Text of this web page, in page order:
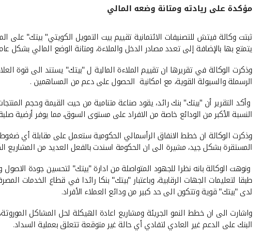
مؤكدة على ريادته ومتانة وضعه المالي
ثبتت وكالة فيتش للتصنيفات الائتمانية تقييم بيت التمويل الكويتي" بيتك" على
يتمتع بها بالإضافة إلى تعدد مصادر الدخل والملاءة، ومتانة الوضع المالي بشكل
وذكرت الوكالة في تقريرها ان تقييم الملاءة المالية ل "بيتك" يستند الى قوة
الرسملة والسيولة القوية، مع امكانية الحصول على دعم من المساهمين .
وأكد التقرير أن "بيتك" بنك رائد، يقود صناعة متنامية من حيث القيمة وحجم
النسبة الأكبر من الودائع خاصة من الافراد على مستوى السوق، مما يوفر أرضية
وذكرت الوكالة ان خطط الانفاق الرأسمالي الحكومية ستعمل على مقابلة أي ضغوط
المستقرة بشكل جيد، مشيرة الى ان الحكومة اسندت بالفعل العديد من المشاريع الكبرى وتمويلها عام 2014 و 2015، مما يتضمن
ونوهت الوكالة بانه نظرا للجهود المتواصلة من ادارة "بيتك" لتحسين جودة
طبقا لتعليمات الجهات الرقابية، وباعتبار "بيتك" بنكا رائدا في قطاع الخدمات
لدى "بيتك" قوية وتتكون الى حد كبير من ودائع العملاء الأفراد.
واشارت الى ان خطط النمو الجريئة ومشاريع اعادة الهيكلة لحل المشاكل
البنك على الدعم غير العادي لتفادي أي حالة غير متوقعة تتعلق بعملية السداد.